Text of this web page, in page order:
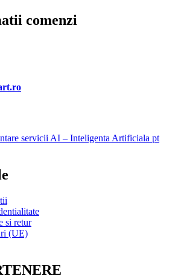
comenzi
servicii AI – Inteligenta Artificiala pt
si retur
(UE)